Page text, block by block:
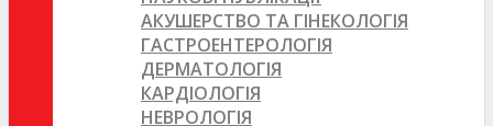
АКУШЕРСТВО ТА ГІНЕКОЛОГІЯ
ГАСТРОЕНТЕРОЛОГІЯ
ДЕРМАТОЛОГІЯ
КАРДІОЛОГІЯ
НЕВРОЛОГІЯ